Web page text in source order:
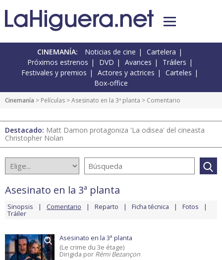
CINEMANÍA: Noticias de cine
Cartelera
Próximos estrenos
DVD Avances
Tráilers
Festivales y premios
Actores y actrices
Carteles
Box-office
Cinemanía > Películas >Asesinato en la 3ª planta > Comentario
Destacado: Matt Damon protagoniza 'La odisea' del cineasta
Christopher Nolan
Asesinato en la 3ª planta
Sinopsis Comentario Reparto Ficha técnica Fotos
Tráiler
Asesinato en la 3ª planta
(Le crime du 3e étage)
Dirigida por Rémi Bezançon